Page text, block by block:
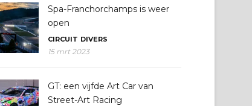
Spa-Franchorchamps is weer
open
CIRCUIT DIVERS
15 mrt 2023
GT: een vijfde Art Car van
Street-Art Racing